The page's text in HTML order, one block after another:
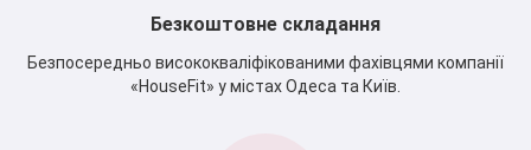
Безкоштовне складання
Безпосередньо висококваліфікованими фахівцями компанії
«HouseFit» у містах Одеса та Київ.